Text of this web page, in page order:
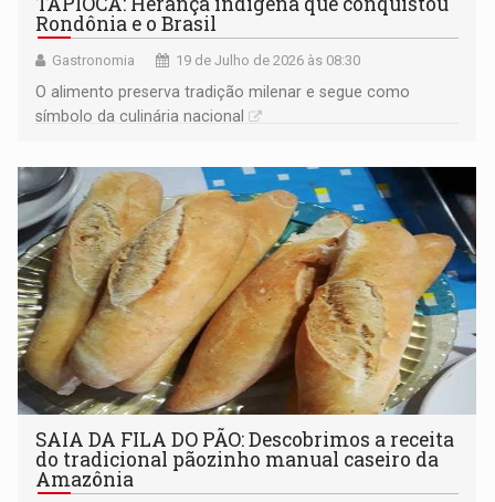
Rondônia e o Brasil
Gastronomia 19 de Julho de 2026 às 08:30
O alimento preserva tradição milenar e segue como
símbolo da culinária nacional
SAIA DA FILA DO PÃO: Descobrimos a receita
do tradicional pãozinho manual caseiro da
Amazônia